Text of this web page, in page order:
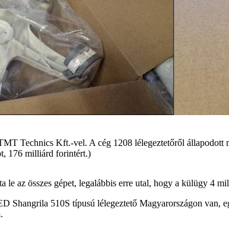
Technics Kft.-vel. A cég 1208 lélegeztetőről
176 milliárd forintért.)
az összes gépet, legalábbis erre utal, hogy a külügy 4
Shangrila 510S típusú lélegeztető Magyarországon van,